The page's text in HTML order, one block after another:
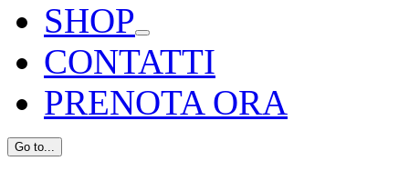
SHOP
CONTATTI
PRENOTA ORA
Go to...